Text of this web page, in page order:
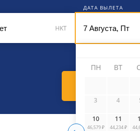
HKT
ДАТА ВЫЛЕТА
ПН
ВТ
3 4
10
46,579 ₽
11
44,234 ₽